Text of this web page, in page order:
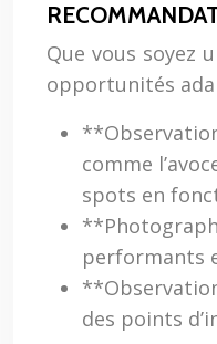
Que vous soyez
opportunités
comme
spots en
performants
des points